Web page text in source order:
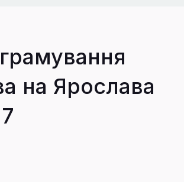
на Ярослава